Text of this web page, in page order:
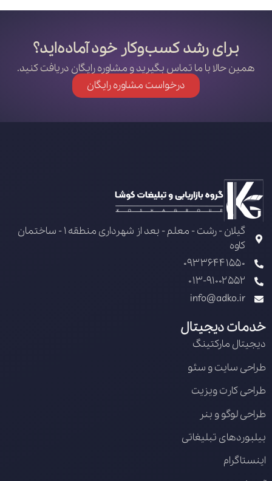
برای رشد کسب‌وکار خود آماده‌اید؟
همین حالا با ما تماس بگیرید و مشاوره رایگان دریافت کنید.
درخواست مشاوره رایگان
گیلان - رشت - معلم - بعد از شهرداری منطقه 1 - ساختمان
کاوه
09336441550
013-91002552
info@adko.ir
خدمات دیجیتال
دیجیتال مارکتینگ
طراحی سایت و سئو
طراحی کارت ویزیت
طراحی لوگو و بنر
بیلبوردهای تبلیغاتی
اینستاگرام